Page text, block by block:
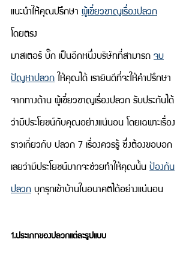
แนะนำให้คุณปรึกษา ผู้เชี่ยวชาญเรื่องปลวก
โดยตรง
มาสเตอร์ บั๊ก เป็นอีกหนึ่งบริษัทที่สามารถ จบ
ปัญหาปลวก ให้คุณได้ เรายินดีที่จะให้คำปรึกษา
จากทางด้าน ผู้เชี่ยวชาญเรื่องปลวก รับประกันได้
ว่ามีประโยชน์กับคุณอย่างแน่นอน โดยเฉพาะเรื่อง
ราวเกี่ยวกับ ปลวก 7 เรื่องควรรู้ ซึ่งต้องขอบอก
เลยว่ามีประโยชน์มากจะช่วยทำให้คุณนั้น ป้องกัน
ปลวก บุกรุกเข้าบ้านในอนาคตได้อย่างแน่นอน
1.ประเภทของปลวกแต่ละรูปแบบ